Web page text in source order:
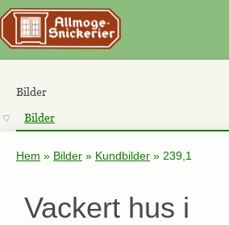
Bilder
Bilder
Hem » Bilder » Kundbilder » 239,1
Vackert hus i